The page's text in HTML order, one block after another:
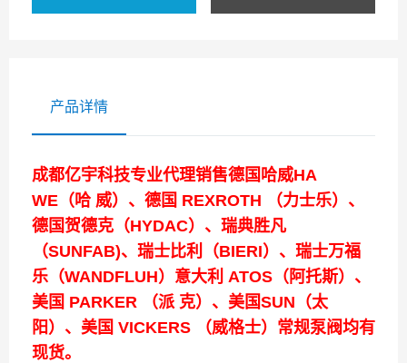
产品详情
成都亿宇科技专业代理销售德国哈威HA
WE（哈 威）、德国 REXROTH （力士乐）、
德国贺德克（HYDAC）、瑞典胜凡
（SUNFAB)、瑞士比利（BIERI）、瑞士万福
乐（WANDFLUH）意大利 ATOS（阿托斯）、
美国 PARKER （派 克）、美国SUN（太
阳）、美国 VICKERS （威格士）常规泵阀均有
现货。